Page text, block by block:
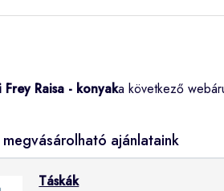
Raisa - konyaka következő
ajánlataink
Táskák